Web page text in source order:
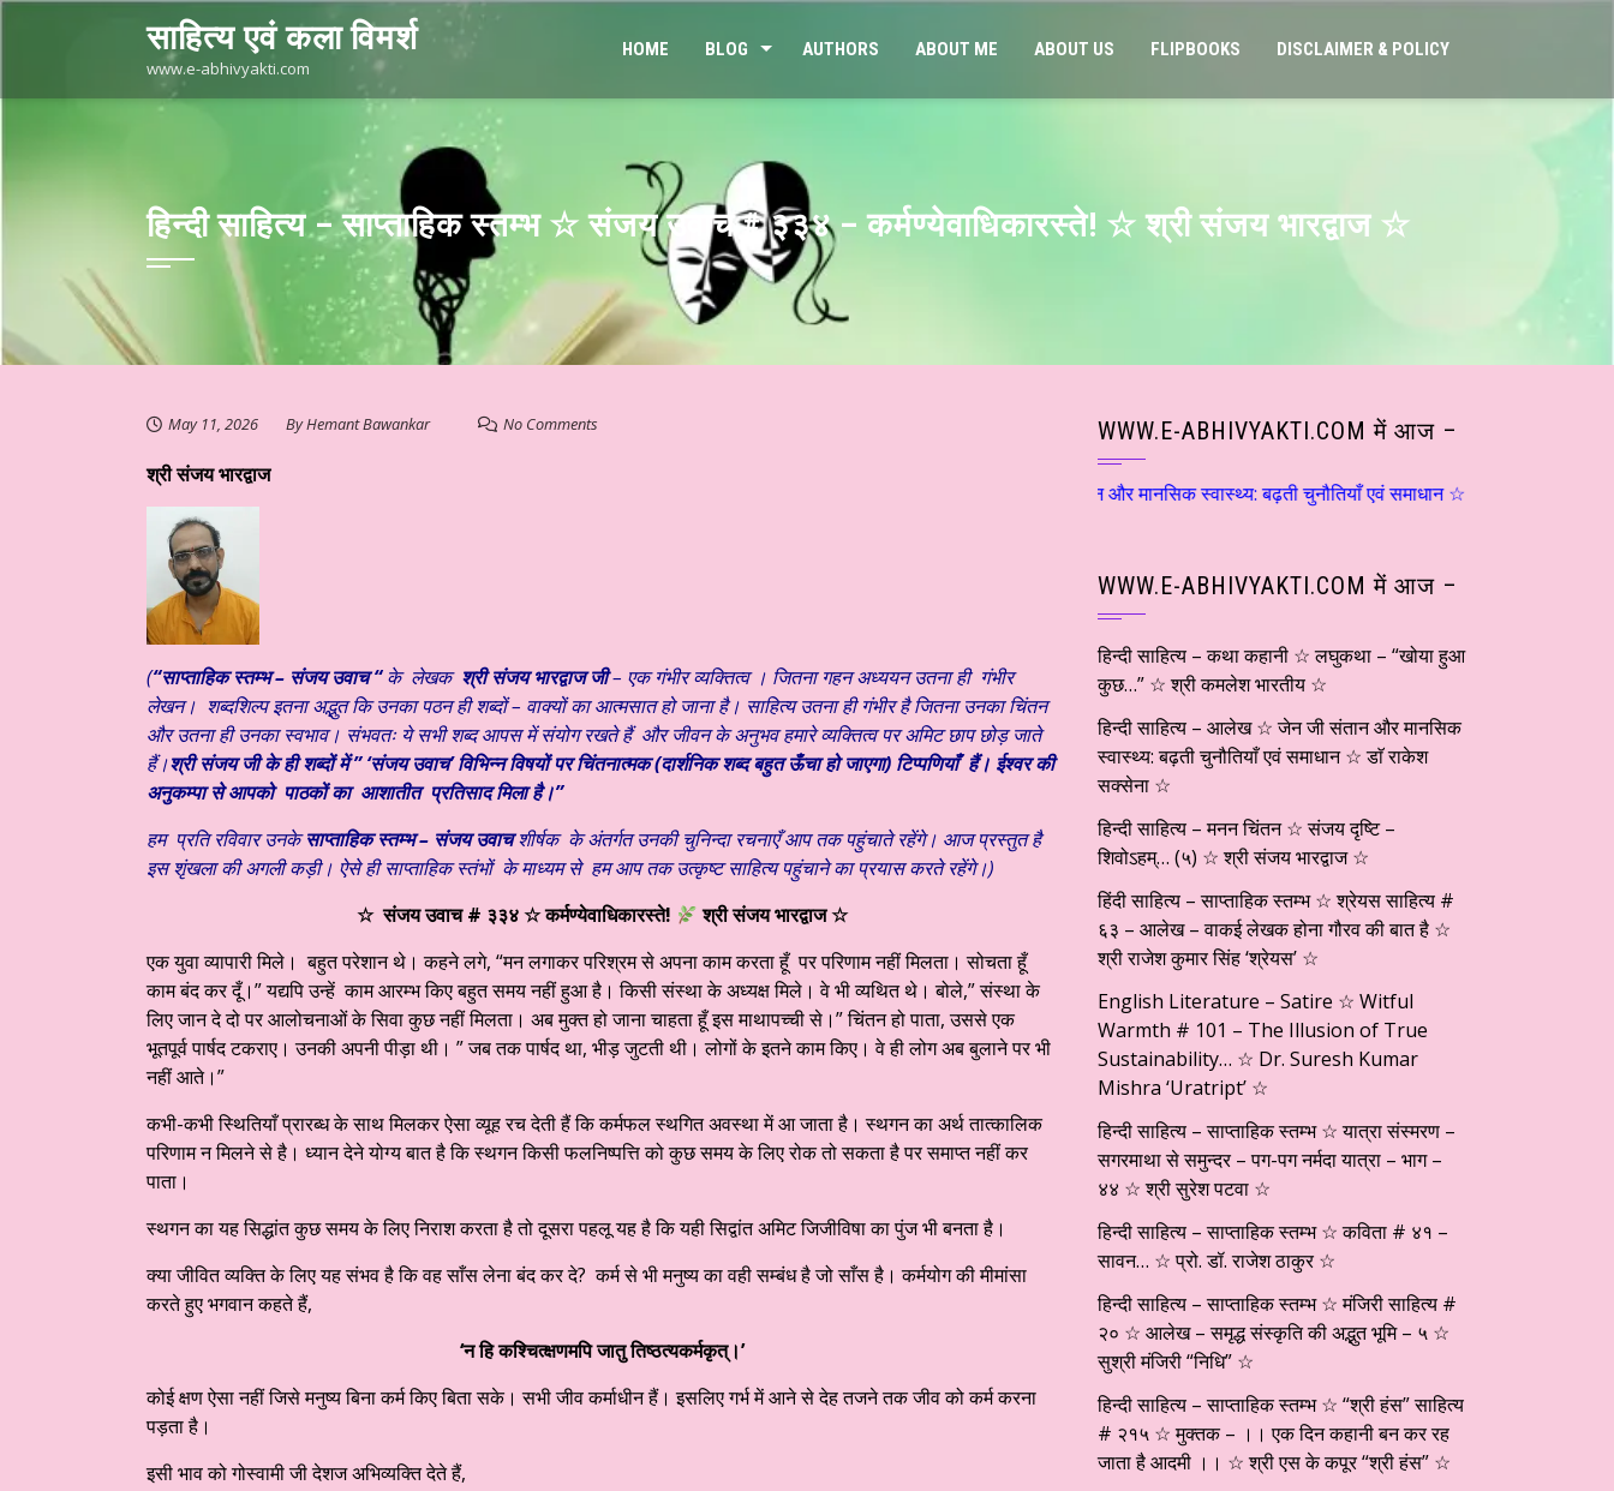
साहित्य एवं कला विमर्श
www.e-abhivyakti.com
HOME BLOG AUTHORS ABOUT ME ABOUT US FLIPBOOKS DISCLAIMER & POLICY
हिन्दी साहित्य – साप्ताहिक स्तम्भ ☆ संजय उवाच # ३३४ – कर्मण्येवाधिकारस्ते! ☆ श्री संजय भारद्वाज ☆
May 11, 2026 ByHemant Bawankar No Comments
श्री संजय भारद्वाज
(“साप्ताहिक स्तम्भ – संजय उवाच “के लेखक श्री संजय भारद्वाज जी– एक गंभीर व्यक्तित्व । जितना गहन अध्ययन उतना ही गंभीर
लेखन। शब्दशिल्प इतना अद्भुत कि उनका पठन ही शब्दों – वाक्यों का आत्मसात हो जाना है। साहित्य उतना ही गंभीर है जितना उनका चिंतन
और उतना ही उनका स्वभाव। संभवतः ये सभी शब्द आपस में संयोग रखते हैं और जीवन के अनुभव हमारे व्यक्तित्व पर अमिट छाप छोड़ जाते
हैं।श्री संजय जी के ही शब्दों में ” ‘संजय उवाच’ विभिन्न विषयों पर चिंतनात्मक (दार्शनिक शब्द बहुत ऊँचा हो जाएगा) टिप्पणियाँ हैं। ईश्वर की
अनुकम्पा से आपको पाठकों का आशातीत प्रतिसाद मिला है।”
हम प्रति रविवार उनकेसाप्ताहिक स्तम्भ – संजय उवाचशीर्षक के अंतर्गत उनकी चुनिन्दा रचनाएँ आप तक पहुंचाते रहेंगे। आज प्रस्तुत है
इस शृंखला की अगली कड़ी। ऐसे ही साप्ताहिक स्तंभों के माध्यम से हम आप तक उत्कृष्ट साहित्य पहुंचाने का प्रयास करते रहेंगे।)
☆ संजय उवाच # ३३४☆कर्मण्येवाधिकारस्ते!
श्री संजय भारद्वाज ☆
एक युवा व्यापारी मिले। बहुत परेशान थे। कहने लगे, “मन लगाकर परिश्रम से अपना काम करता हूँ पर परिणाम नहीं मिलता। सोचता हूँ
काम बंद कर दूँ।” यद्यपि उन्हें काम आरम्भ किए बहुत समय नहीं हुआ है। किसी संस्था के अध्यक्ष मिले। वे भी व्यथित थे। बोले,” संस्था के
लिए जान दे दो पर आलोचनाओं के सिवा कुछ नहीं मिलता। अब मुक्त हो जाना चाहता हूँ इस माथापच्ची से।” चिंतन हो पाता, उससे एक
भूतपूर्व पार्षद टकराए। उनकी अपनी पीड़ा थी। ” जब तक पार्षद था, भीड़ जुटती थी। लोगों के इतने काम किए। वे ही लोग अब बुलाने पर भी
नहीं आते।”
कभी-कभी स्थितियाँ प्रारब्ध के साथ मिलकर ऐसा व्यूह रच देती हैं कि कर्मफल स्थगित अवस्था में आ जाता है। स्थगन का अर्थ तात्कालिक
परिणाम न मिलने से है। ध्यान देने योग्य बात है कि स्थगन किसी फलनिष्पत्ति को कुछ समय के लिए रोक तो सकता है पर समाप्त नहीं कर
पाता।
स्थगन का यह सिद्धांत कुछ समय के लिए निराश करता है तो दूसरा पहलू यह है कि यही सिद्वांत अमिट जिजीविषा का पुंज भी बनता है।
क्या जीवित व्यक्ति के लिए यह संभव है कि वह साँस लेना बंद कर दे? कर्म से भी मनुष्य का वही सम्बंध है जो साँस है। कर्मयोग की मीमांसा
करते हुए भगवान कहते हैं,
‘न हि कश्चित्क्षणमपि जातु तिष्ठत्यकर्मकृत्।’
कोई क्षण ऐसा नहीं जिसे मनुष्य बिना कर्म किए बिता सके। सभी जीव कर्माधीन हैं। इसलिए गर्भ में आने से देह तजने तक जीव को कर्म करना
पड़ता है।
इसी भाव को गोस्वामी जी देशज अभिव्यक्ति देते हैं,
WWW.E-ABHIVYAKTI.COM में आज –
हिन्दी साहित्य – कथा कहानी ☆ लघुकथा – “खोया हुआ कुछ…” ☆ श्री कमलेश भारतीय ☆ हिन्दी साहित्य – आलेख ☆ जेन जी संतान और मानसिक स्वास्थ्य: बढ़ती चुनौतियाँ एवं समाधान ☆ डाॅ राकेश सक्सेना ☆
WWW.E-ABHIVYAKTI.COM में आज –
हिन्दी साहित्य – कथा कहानी ☆ लघुकथा – “खोया हुआ
कुछ…” ☆ श्री कमलेश भारतीय ☆
हिन्दी साहित्य – आलेख ☆ जेन जी संतान और मानसिक
स्वास्थ्य: बढ़ती चुनौतियाँ एवं समाधान ☆ डाॅ राकेश
सक्सेना ☆
हिन्दी साहित्य – मनन चिंतन ☆ संजय दृष्टि –
शिवोऽहम्… (५) ☆ श्री संजय भारद्वाज ☆
हिंदी साहित्य – साप्ताहिक स्तम्भ ☆ श्रेयस साहित्य #
६३ – आलेख – वाकई लेखक होना गौरव की बात है ☆
श्री राजेश कुमार सिंह ‘श्रेयस’ ☆
English Literature – Satire ☆ Witful
Warmth # 101 – The Illusion of True
Sustainability… ☆ Dr. Suresh Kumar
Mishra ‘Uratript’ ☆
हिन्दी साहित्य – साप्ताहिक स्तम्भ ☆ यात्रा संस्मरण –
सगरमाथा से समुन्दर – पग-पग नर्मदा यात्रा – भाग –
४४ ☆ श्री सुरेश पटवा ☆
हिन्दी साहित्य – साप्ताहिक स्तम्भ ☆ कविता # ४१ –
सावन… ☆ प्रो. डॉ. राजेश ठाकुर ☆
हिन्दी साहित्य – साप्ताहिक स्तम्भ ☆ मंजिरी साहित्य #
२० ☆ आलेख – समृद्ध संस्कृति की अद्भुत भूमि – ५ ☆
सुश्री मंजिरी “निधि” ☆
हिन्दी साहित्य – साप्ताहिक स्तम्भ ☆ “श्री हंस” साहित्य
# २१५ ☆ मुक्तक – ।। एक दिन कहानी बन कर रह
जाता है आदमी ।। ☆ श्री एस के कपूर “श्री हंस” ☆